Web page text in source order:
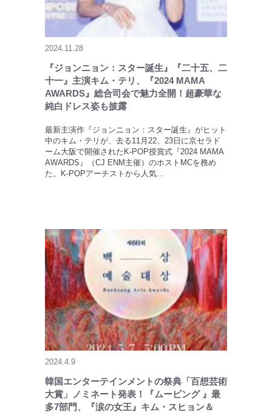
2024.11.28
『ジョンニョン：スター誕生』『二十五、二
十一』主演キム・テリ、『2024 MAMA
AWARDS』総合司会で魅力全開！超豪華な
純白ドレス姿も披露
最新主演作『ジョンニョン：スター誕生』がヒット
中のキム・テリが、去る11月22、23日に京セラド
ーム大阪で開催されたK-POP授賞式『2024 MAMA
AWARDS』（CJ ENM主催）のホストMCを務め
た。K-POPアーチストから人気…
2024.4.9
韓国エンターテインメントの祭典「百想芸術
大賞」ノミネート発表！『ムービング 』最
多7部門、『涙の女王』キム・スヒョン＆